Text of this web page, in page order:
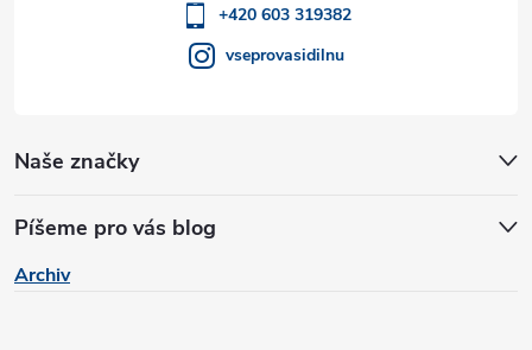
u
Naše značky
Píšeme pro vás blog
Archiv
+420 603 319382
vseprovasidilnu